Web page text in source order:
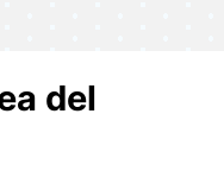
del